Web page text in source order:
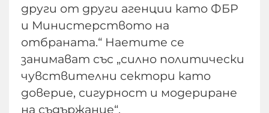
други от други агенции като ФБР
и Министерството на
отбраната.“ Наетите се
занимават със „силно политически
чувствителни сектори като
доверие, сигурност и модериране
на съдържание“.